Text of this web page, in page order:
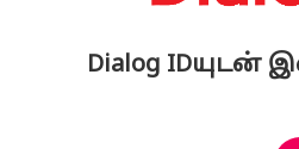
Dialog